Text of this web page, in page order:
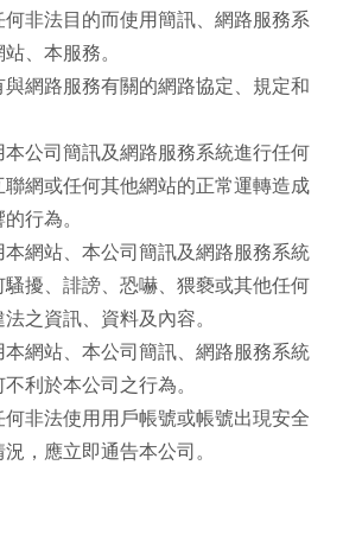
何非法目的而使用簡訊、網路服務系
、本服務。
與網路服務有關的網路協定、規定和
本公司簡訊及網路服務系統進行任何
聯網或任何其他網站的正常運轉造成
行為。
本網站、本公司簡訊及網路服務系統
騷擾、誹謗、恐嚇、猥褻或其他任何
之資訊、資料及內容。
本網站、本公司簡訊、網路服務系統
利於本公司之行為。
何非法使用用戶帳號或帳號出現安全
，應立即通告本公司。